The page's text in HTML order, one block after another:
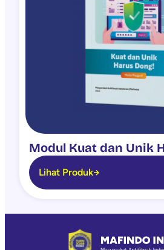
Modul Kuat dan Unik
Lihat Produk